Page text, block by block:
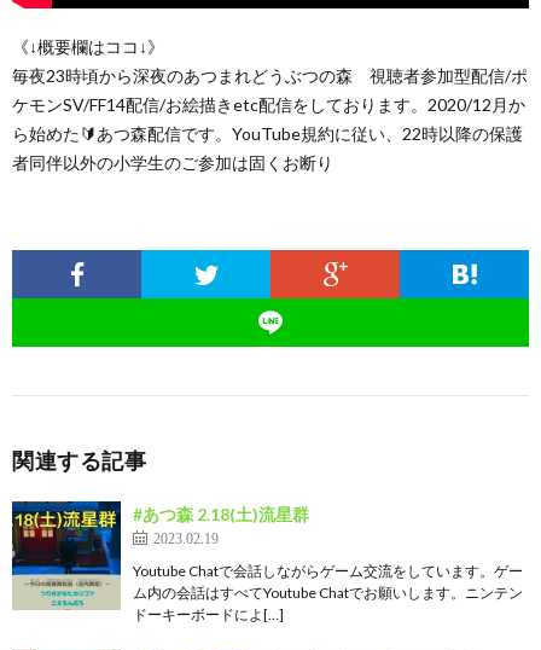
《↓概要欄はココ↓》
毎夜23時頃から深夜のあつまれどうぶつの森 視聴者参加型配信/ポ
ケモンSV/FF14配信/お絵描きetc配信をしております。2020/12月か
ら始めた🔰あつ森配信です。YouTube規約に従い、22時以降の保護
者同伴以外の小学生のご参加は固くお断り
関連する記事
#あつ森 2.18(土)流星群
2023.02.19
Youtube Chatで会話しながらゲーム交流をしています。ゲー
ム内の会話はすべてYoutube Chatでお願いします。ニンテン
ドーキーボードによ[…]